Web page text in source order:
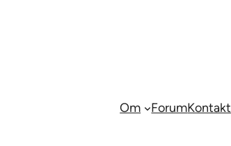
Om ForumKontakt